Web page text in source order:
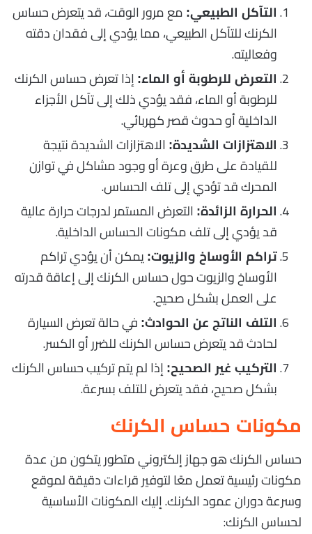
التآكل الطبيعي: مع مرور الوقت، قد يتعرض حساس
الكرنك للتآكل الطبيعي، مما يؤدي إلى فقدان دقته
وفعاليته.
التعرض للرطوبة أو الماء: إذا تعرض حساس الكرنك
للرطوبة أو الماء، فقد يؤدي ذلك إلى تآكل الأجزاء
الداخلية أو حدوث قصر كهربائي.
الاهتزازات الشديدة: الاهتزازات الشديدة نتيجة
للقيادة على طرق وعرة أو وجود مشاكل في توازن
المحرك قد تؤدي إلى تلف الحساس.
الحرارة الزائدة: التعرض المستمر لدرجات حرارة عالية
قد يؤدي إلى تلف مكونات الحساس الداخلية.
تراكم الأوساخ والزيوت: يمكن أن يؤدي تراكم
الأوساخ والزيوت حول حساس الكرنك إلى إعاقة قدرته
على العمل بشكل صحيح.
التلف الناتج عن الحوادث: في حالة تعرض السيارة
لحادث قد يتعرض حساس الكرنك للضرر أو الكسر.
التركيب غير الصحيح: إذا لم يتم تركيب حساس الكرنك
بشكل صحيح، فقد يتعرض للتلف بسرعة.
مكونات حساس الكرنك
حساس الكرنك هو جهاز إلكتروني متطور يتكون من عدة
مكونات رئيسية تعمل معًا لتوفير قراءات دقيقة لموقع
وسرعة دوران عمود الكرنك. إليك المكونات الأساسية
لحساس الكرنك: